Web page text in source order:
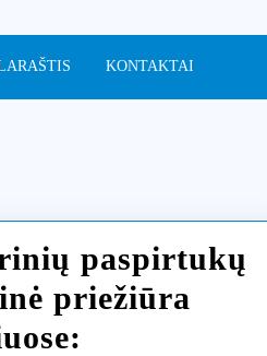
KONTAKTAI
paspirtukų
priežiūra